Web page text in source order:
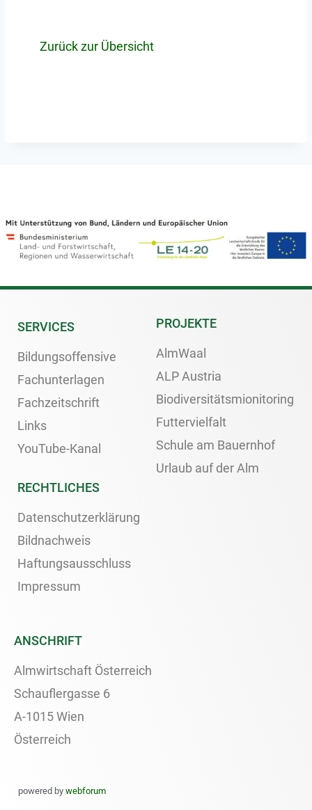
Zurück zur Übersicht
SERVICES
Bildungsoffensive
Fachunterlagen
Fachzeitschrift
Links
YouTube-Kanal
PROJEKTE
AlmWaal
ALP Austria
Biodiversitätsmionitoring
Futtervielfalt
Schule am Bauernhof
Urlaub auf der Alm
RECHTLICHES
Datenschutzerklärung
Bildnachweis
Haftungsausschluss
Impressum
ANSCHRIFT
Almwirtschaft Österreich
Schauflergasse 6
A-1015 Wien
Österreich
powered by webforum